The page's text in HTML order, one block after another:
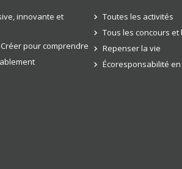
innovante et
pour comprendre
Toutes les activités
Tous les concours et
Repenser la vie
Écoresponsabilité